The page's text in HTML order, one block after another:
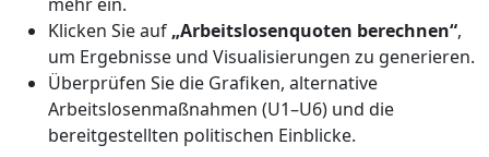
Klicken Sie auf „Arbeitslosenquoten berechnen“,
um Ergebnisse und Visualisierungen zu generieren.
Überprüfen Sie die Grafiken, alternative
Arbeitslosenmaßnahmen (U1–U6) und die
bereitgestellten politischen Einblicke.